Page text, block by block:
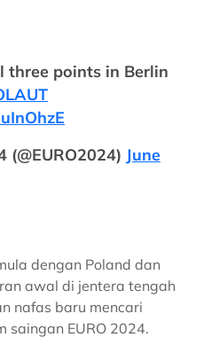
three points in Berlin
(@EURO2024) June
dengan Poland dan
awal di jentera tengah
nafas baru mencari
saingan EURO 2024.